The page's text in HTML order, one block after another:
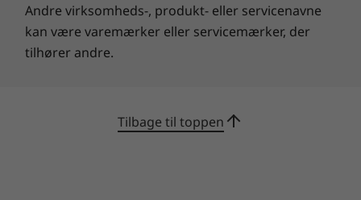
ISV-certificering
Fordi de brancheprofessionelle kræver
applikationer af brancheførende, uafhængige
softwareforhandlere.
Andre virksomheds-, produkt- eller servicenavne
kan være varemærker eller servicemærker, der
tilhører andre.
Tilbage til toppen